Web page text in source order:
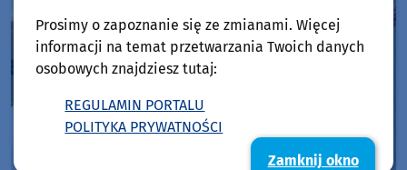
Prosimy o zapoznanie się ze zmianami. Więcej
informacji na temat przetwarzania Twoich danych
osobowych znajdziesz tutaj:
REGULAMIN PORTALU
POLITYKA PRYWATNOŚCI
Zamknij okno